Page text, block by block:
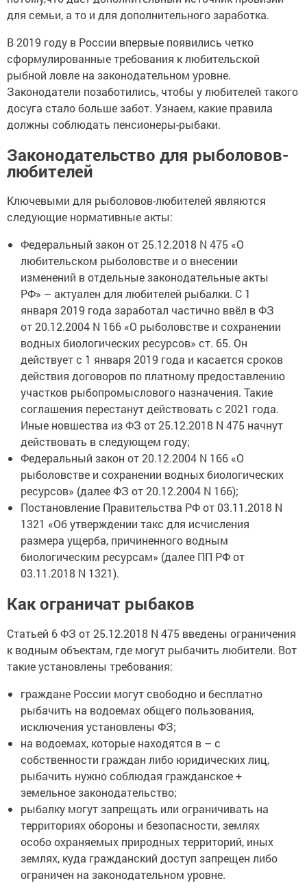
для семьи, а то и для дополнительного заработка.
В 2019 году в России впервые появились четко
сформулированные требования к любительской
рыбной ловле на законодательном уровне.
Законодатели позаботились, чтобы у любителей такого
досуга стало больше забот. Узнаем, какие правила
должны соблюдать пенсионеры-рыбаки.
Законодательство для рыболовов-
любителей
Ключевыми для рыболовов-любителей являются
следующие нормативные акты:
Федеральный закон от 25.12.2018 N 475 «О
любительском рыболовстве и о внесении
изменений в отдельные законодательные акты
РФ» – актуален для любителей рыбалки. С 1
января 2019 года заработал частично ввёл в ФЗ
от 20.12.2004 N 166 «О рыболовстве и сохранении
водных биологических ресурсов» ст. 65. Он
действует с 1 января 2019 года и касается сроков
действия договоров по платному предоставлению
участков рыбопромыслового назначения. Такие
соглашения перестанут действовать с 2021 года.
Иные новшества из ФЗ от 25.12.2018 N 475 начнут
действовать в следующем году;
Федеральный закон от 20.12.2004 N 166 «О
рыболовстве и сохранении водных биологических
ресурсов» (далее ФЗ от 20.12.2004 N 166);
Постановление Правительства РФ от 03.11.2018 N
1321 «Об утверждении такс для исчисления
размера ущерба, причиненного водным
биологическим ресурсам» (далее ПП РФ от
03.11.2018 N 1321).
Как ограничат рыбаков
Статьей 6 ФЗ от 25.12.2018 N 475 введены ограничения
к водным объектам, где могут рыбачить любители. Вот
такие установлены требования:
граждане России могут свободно и бесплатно
рыбачить на водоемах общего пользования,
исключения установлены ФЗ;
на водоемах, которые находятся в – с
собственности граждан либо юридических лиц,
рыбачить нужно соблюдая гражданское +
земельное законодательство;
рыбалку могут запрещать или ограничивать на
территориях обороны и безопасности, землях
особо охраняемых природных территорий, иных
землях, куда гражданский доступ запрещен либо
ограничен на законодательном уровне.